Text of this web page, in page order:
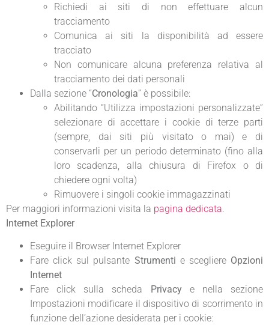
Richiedi ai siti di non effettuare alcun
tracciamento
Comunica ai siti la disponibilità ad essere
tracciato
Non comunicare alcuna preferenza relativa al
tracciamento dei dati personali
Dalla sezione “Cronologia” è possibile:
Abilitando “Utilizza impostazioni personalizzate”
selezionare di accettare i cookie di terze parti
(sempre, dai siti più visitato o mai) e di
conservarli per un periodo determinato (fino alla
loro scadenza, alla chiusura di Firefox o di
chiedere ogni volta)
Rimuovere i singoli cookie immagazzinati
Per maggiori informazioni visita la pagina dedicata.
Internet Explorer
Eseguire il Browser Internet Explorer
Fare click sul pulsante Strumenti e scegliere Opzioni
Internet
Fare click sulla scheda
Privacye nella sezione
Impostazioni modificare il dispositivo di scorrimento in
funzione dell’azione desiderata per i cookie: